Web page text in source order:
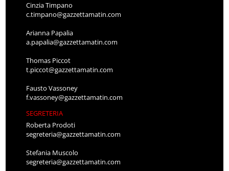
Cinzia Timpano
c.timpano@gazzettamatin.com
Arianna Papalia
a.papalia@gazzettamatin.com
Thomas Piccot
t.piccot@gazzettamatin.com
Fausto Vassoney
f.vassoney@gazzettamatin.com
SEGRETERIA
Roberta Prodoti
segreteria@gazzettamatin.com
Stefania Muscolo
segreteria@gazzettamatin.com